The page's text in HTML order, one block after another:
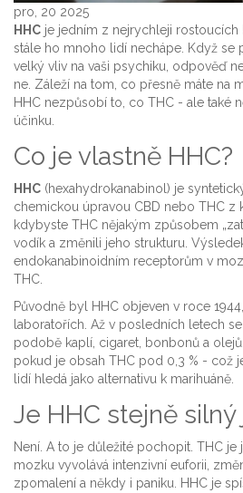
pro, 20 2025
HHC je jedním z nejrychleji rostoucích
stále ho mnoho lidí nechápe. Když se
velký vliv na vaši psychiku, odpověď
ne. Záleží na tom, co přesně máte na
HHC nezpůsobí to, co THC - ale také
účinku.
Co je vlastně HHC?
HHC (hexahydrokanabinol) je
chemickou úpravou CBD nebo THC z
kdybyste THC nějakým způsobem
vodík a změnili jeho strukturu.
endokanabinoidním receptorům v
THC.
Původně byl HHC objeven v roce
laboratořích. Až v posledních letech
podobě kaplí, cigaret, bonbonů a
pokud je obsah THC pod 0,3 % - což
lidí hledá jako alternativu k marihuáně.
Je HHC stejně silný
Není. A to je důležité pochopit. THC je
mozku vyvolává intenzivní euforii,
zpomalení a někdy i paniku. HHC je